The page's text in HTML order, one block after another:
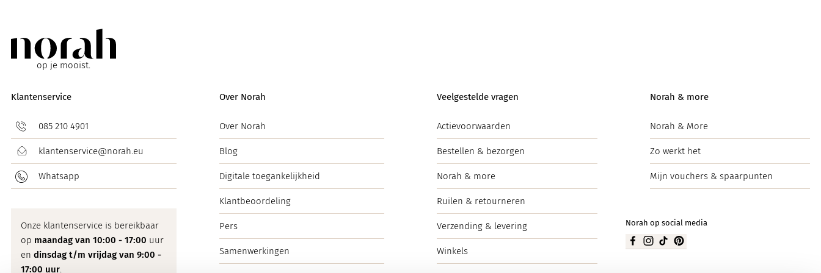
op je mooist.
Klantenservice
085 210 4901
klantenservice@norah.eu
Whatsapp
Onze klantenservice is bereikbaar
op maandag van 10:00 - 17:00 uur
en dinsdag t/m vrijdag van 9:00 -
17:00 uur.
Over Norah
Over Norah
Blog
Digitale toegankelijkheid
Klantbeoordeling
Pers
Samenwerkingen
Veelgestelde vragen
Actievoorwaarden
Bestellen & bezorgen
Norah & more
Ruilen & retourneren
Verzending & levering
Winkels
Norah & more
Norah & More
Zo werkt het
Mijn vouchers & spaarpunten
Norah op social media